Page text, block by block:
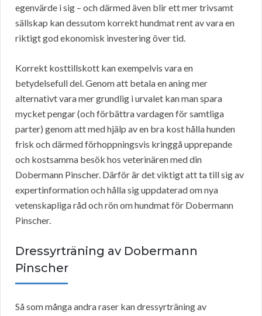
egenvärde i sig – och därmed även blir ett mer trivsamt
sällskap kan dessutom korrekt hundmat rent av vara en
riktigt god ekonomisk investering över tid.
Korrekt kosttillskott kan exempelvis vara en
betydelsefull del. Genom att betala en aning mer
alternativt vara mer grundlig i urvalet kan man spara
mycket pengar (och förbättra vardagen för samtliga
parter) genom att med hjälp av en bra kost hålla hunden
frisk och därmed förhoppningsvis kringgå upprepande
och kostsamma besök hos veterinären med din
Dobermann Pinscher. Därför är det viktigt att ta till sig av
expertinformation och hålla sig uppdaterad om nya
vetenskapliga råd och rön om hundmat för Dobermann
Pinscher.
Dressyrträning av Dobermann
Pinscher
Så som många andra raser kan dressyrträning av